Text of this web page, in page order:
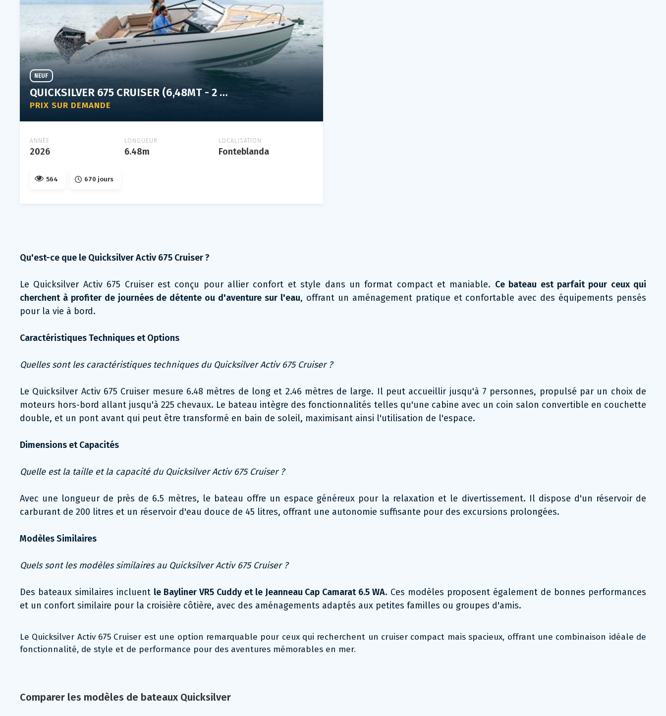
QUICKSILVER 675 CRUISER (6,48MT - 2 POSTILETTO)
PRIX SUR DEMANDE
NEUF
ANNÉE
2026
LONGUEUR
6.48m
LOCALISATION
Fonteblanda
564 670 jours
Qu'est-ce que le Quicksilver Activ 675 Cruiser ?
Le Quicksilver Activ 675 Cruiser est conçu pour allier confort et style dans un format compact et maniable. Ce bateau est parfait pour ceux qui
cherchent à profiter de journées de détente ou d'aventure sur l'eau, offrant un aménagement pratique et confortable avec des équipements pensés
pour la vie à bord.
Caractéristiques Techniques et Options
Quelles sont les caractéristiques techniques du Quicksilver Activ 675 Cruiser ?
Le Quicksilver Activ 675 Cruiser mesure 6.48 mètres de long et 2.46 mètres de large. Il peut accueillir jusqu'à 7 personnes, propulsé par un choix de
moteurs hors-bord allant jusqu'à 225 chevaux. Le bateau intègre des fonctionnalités telles qu'une cabine avec un coin salon convertible en couchette
double, et un pont avant qui peut être transformé en bain de soleil, maximisant ainsi l'utilisation de l'espace.
Dimensions et Capacités
Quelle est la taille et la capacité du Quicksilver Activ 675 Cruiser ?
Avec une longueur de près de 6.5 mètres, le bateau offre un espace généreux pour la relaxation et le divertissement. Il dispose d'un réservoir de
carburant de 200 litres et un réservoir d'eau douce de 45 litres, offrant une autonomie suffisante pour des excursions prolongées.
Modèles Similaires
Quels sont les modèles similaires au Quicksilver Activ 675 Cruiser ?
Des bateaux similaires incluent le Bayliner VR5 Cuddy et le Jeanneau Cap Camarat 6.5 WA. Ces modèles proposent également de bonnes performances
et un confort similaire pour la croisière côtière, avec des aménagements adaptés aux petites familles ou groupes d'amis.
Le Quicksilver Activ 675 Cruiser est une option remarquable pour ceux qui recherchent un cruiser compact mais spacieux, offrant une combinaison idéale de
fonctionnalité, de style et de performance pour des aventures mémorables en mer.
Comparer les modèles de bateaux Quicksilver